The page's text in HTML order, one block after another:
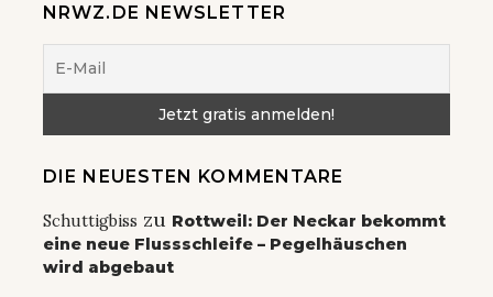
NRWZ.DE NEWSLETTER
DIE NEUESTEN KOMMENTARE
Schuttigbiss zu Rottweil: Der Neckar bekommt
eine neue Flussschleife – Pegelhäuschen
wird abgebaut